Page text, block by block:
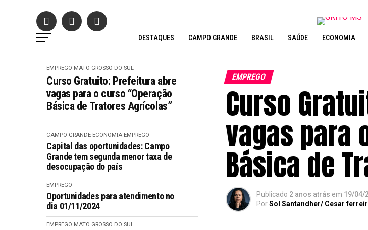
DESTAQUES CAMPO GRANDE BRASIL SAÚDE ECONOMIA
EMPREGO MATO GROSSO DO SUL
Curso Gratuito: Prefeitura abre
vagas para o curso “Operação
Básica de Tratores Agrícolas”
CAMPO GRANDE ECONOMIA EMPREGO
Capital das oportunidades: Campo
Grande tem segunda menor taxa de
desocupação do país
EMPREGO
Oportunidades para atendimento no
dia 01/11/2024
EMPREGO MATO GROSSO DO SUL
EMPREGO
Curso
vagas para
Básica de
Publicado 2 anos atrás em 19/04/
PorSol Santandher/ Cesar